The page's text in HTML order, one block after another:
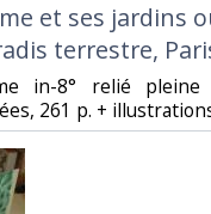
et ses jardins
terrestre,
in-8° relié pleine
261 p. +